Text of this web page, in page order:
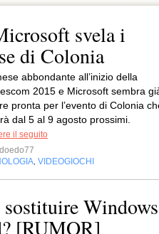
svela i
di Colonia
abbondante all’inizio della
2015 e Microsoft sembra
pronta per l’evento di Colonia
dal 5 al 9 agosto prossimi.
il seguito
VIDEOGIOCHI
Windows
[RUMOR]